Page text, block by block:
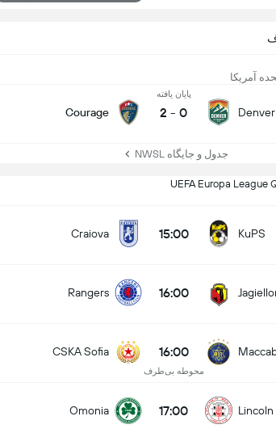
آمریکا
پایان یافته
0
-
2
Courage
جدول و جایگاه NWSL
UEFA Europa League
KuPS
15:00
Craiova
16:00
Rangers
16:00
محوطه بی‌طرف
CSKA Sofia
Lincoln
17:00
Omonia
Club